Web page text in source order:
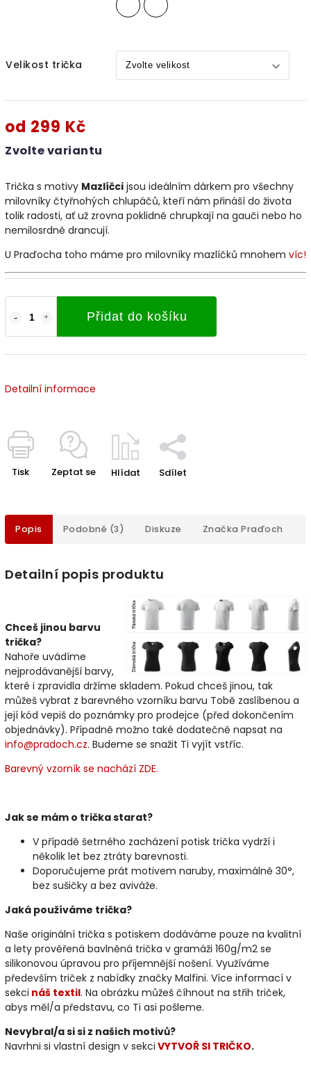
Velikost trička
od 299 Kč
Zvolte variantu
Přidat do košíku
Trička s motivy Mazlíčci jsou ideálním dárkem pro všechny
milovníky čtyřnohých chlupáčů, kteří nám přináší do života
tolik radosti, ať už zrovna poklidně chrupkají na gauči nebo ho
nemilosrdně drancují.
U Praďocha toho máme pro milovníky mazlíčků mnohem víc!
Detailní informace
Tisk Zeptat se Hlídat Sdílet
Popis Podobné (3) Diskuze Značka Praďoch
Detailní popis produktu
Chceš jinou barvu
trička?
Nahoře uvádíme
nejprodávanější barvy,
které i zpravidla držíme skladem. Pokud chceš jinou, tak
můžeš vybrat z barevného vzorníku barvu Tobě zaslíbenou a
její kód vepiš do poznámky pro prodejce (před dokončením
objednávky). Případně možno také dodatečně napsat na
info@pradoch.cz. Budeme se snažit Ti vyjít vstříc.
Barevný vzorník se nachází ZDE.
Jak se mám o trička starat?
V případě šetrného zacházení potisk trička vydrží i
několik let bez ztráty barevnosti.
Doporučujeme prát motivem naruby, maximálně 30°,
bez sušičky a bez aviváže.
Jaká používáme trička?
Naše originální trička s potiskem dodáváme pouze na kvalitní
a lety prověřená bavlněná trička v gramáži 160g/m2 se
silikonovou úpravou pro příjemnější nošení. Využíváme
především triček z nabídky značky Malfini. Více informací v
sekci náš textil. Na obrázku můžeš číhnout na střih triček,
abys měl/a představu, co Ti asi pošleme.
Nevybral/a si si z našich motivů?
Navrhni si vlastní design v sekci VYTVOŘ SI TRIČKO.